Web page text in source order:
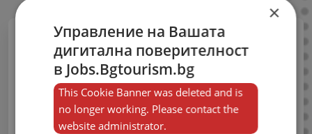
Публикувай
свободни работни
места сега!
×
Управление на Вашата
дигитална поверителност
в Jobs.Bgtourism.bg
This Cookie Banner was deleted and is
no longer working. Please contact the
website administrator.